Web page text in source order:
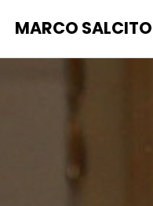
MARCO SALCITO